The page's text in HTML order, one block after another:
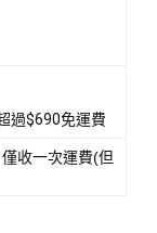
過$690免運費
收一次運費(但